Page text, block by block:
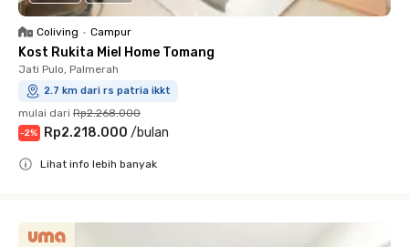
Coliving • Campur
Kost Rukita Miel Home Tomang
Jati Pulo, Palmerah
2.7 km dari rs patria ikkt
mulai dari Rp2.268.000
-2% Rp2.218.000 /bulan
Lihat info lebih banyak